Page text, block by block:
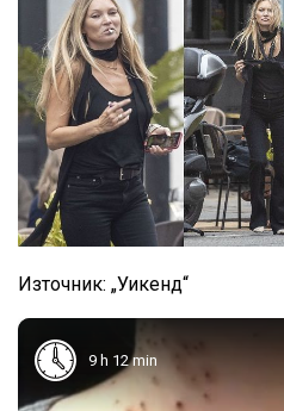
Източник: „Уикенд“
9 h 12 min